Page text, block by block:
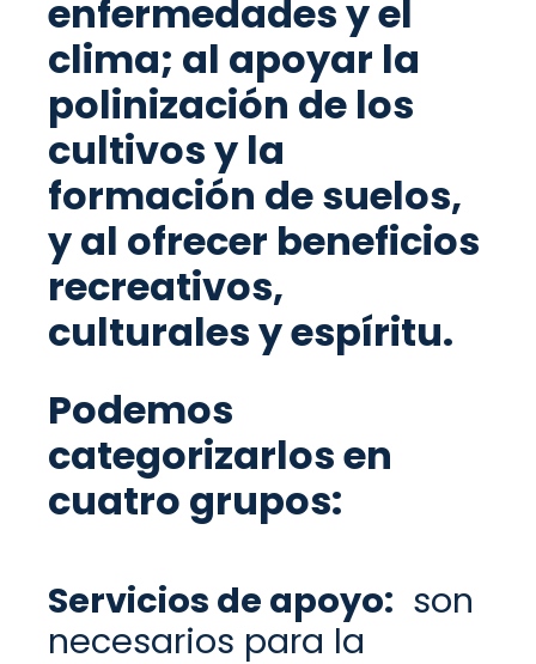
enfermedades y el
clima; al apoyar la
polinización de los
cultivos y la
formación de suelos,
y al ofrecer beneficios
recreativos,
culturales y espíritu.
Podemos
categorizarlos en
cuatro grupos:
Servicios de apoyo: son
necesarios para la